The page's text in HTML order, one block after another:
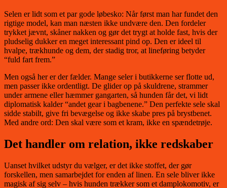
Selen er lidt som et par gode løbesko: Når først man har fundet den
rigtige model, kan man næsten ikke undvære den. Den fordeler
trykket jævnt, skåner nakken og gør det trygt at holde fast, hvis der
pludselig dukker en meget interessant pind op. Den er ideel til
hvalpe, trækhunde og dem, der stadig tror, at lineføring betyder
“fuld fart frem.”
Men også her er der fælder. Mange seler i butikkerne ser flotte ud,
men passer ikke ordentligt. De glider op på skuldrene, strammer
under armene eller hæmmer gangarten, så hunden får det, vi lidt
diplomatisk kalder “andet gear i bagbenene.” Den perfekte sele skal
sidde stabilt, give fri bevægelse og ikke skabe pres på brystbenet.
Med andre ord: Den skal være som et kram, ikke en spændetrøje.
Det handler om relation, ikke redskaber
Uanset hvilket udstyr du vælger, er det ikke stoffet, der gør
forskellen, men samarbejdet for enden af linen. En sele bliver ikke
magisk af sig selv – hvis hunden trækker som et damplokomotiv, er